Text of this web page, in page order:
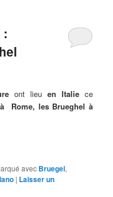
ont lieu en Italiece
Rome, les Brueghel à
avec Bruegel,
| Laisser un